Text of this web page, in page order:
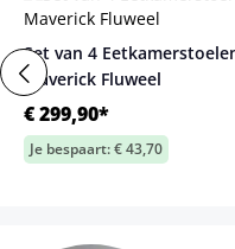
Set van 4
Maverick Fluweel
€ 299,90*
Je bespaart: € 43,70